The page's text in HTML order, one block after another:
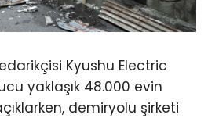
Kyushu Electric
yaklaşık 48.000 evin
demiryolu şirketi